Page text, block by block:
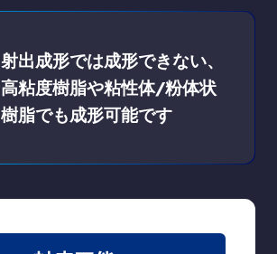
射出成形では成形できない、
高粘度樹脂や粘性体/粉体状
樹脂でも成形可能です